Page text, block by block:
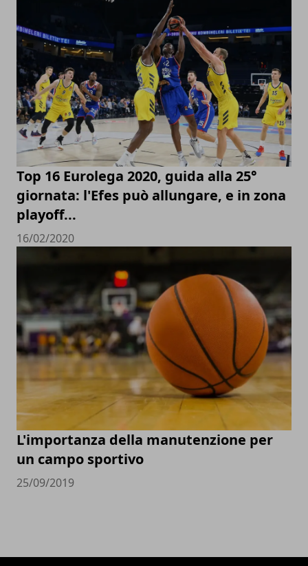
Top 16 Eurolega 2020, guida alla 25°
giornata: l'Efes può allungare, e in zona
playoff...
16/02/2020
L'importanza della manutenzione per
un campo sportivo
25/09/2019